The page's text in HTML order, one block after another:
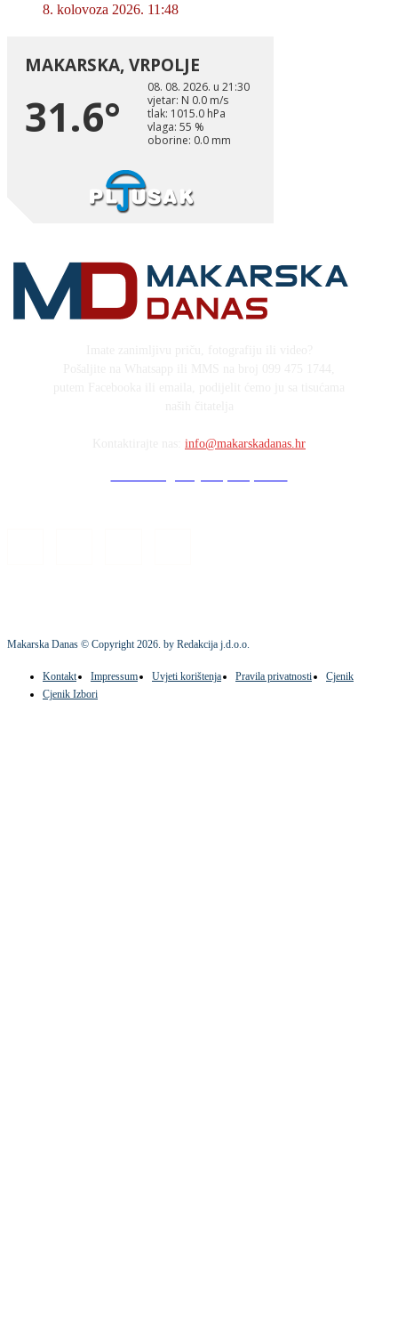
8. kolovoza 2026. 11:48
info@makarskadanas.hr
Makarska Danas © Copyright2026. by Redakcija j.d.o.o.
Kontakt Impressum Uvjeti korištenja Pravila privatnosti
Cjenik
Cjenik Izbori